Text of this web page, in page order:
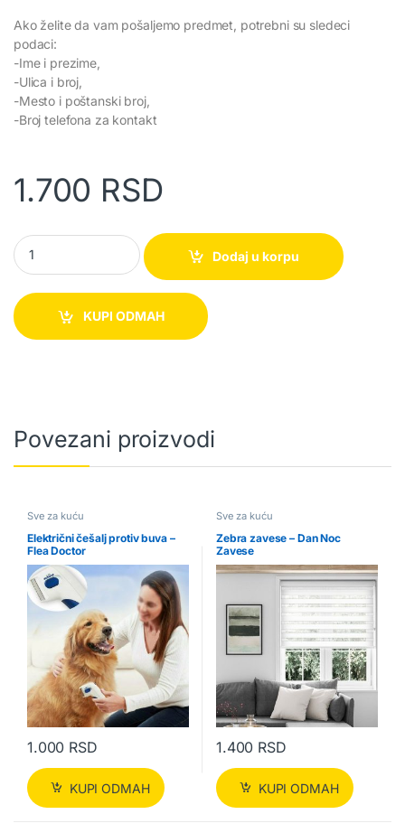
Ako želite da vam pošaljemo predmet, potrebni su sledeci
podaci:
-Ime i prezime,
-Ulica i broj,
-Mesto i poštanski broj,
-Broj telefona za kontakt
1.700 RSD
VinoPop – Otvarač za vino quantity
Dodaj u korpu
KUPI ODMAH
Povezani proizvodi
Sve za kuću
Električni češalj protiv buva –
Flea Doctor
1.000 RSD
KUPI ODMAH
Sve za kuću
Zebra zavese – Dan Noc
Zavese
1.400 RSD
KUPI ODMAH